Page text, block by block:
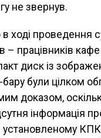
не звернув.
ході проведення
– працівників
диск із
були цілком
доказом,
інформація